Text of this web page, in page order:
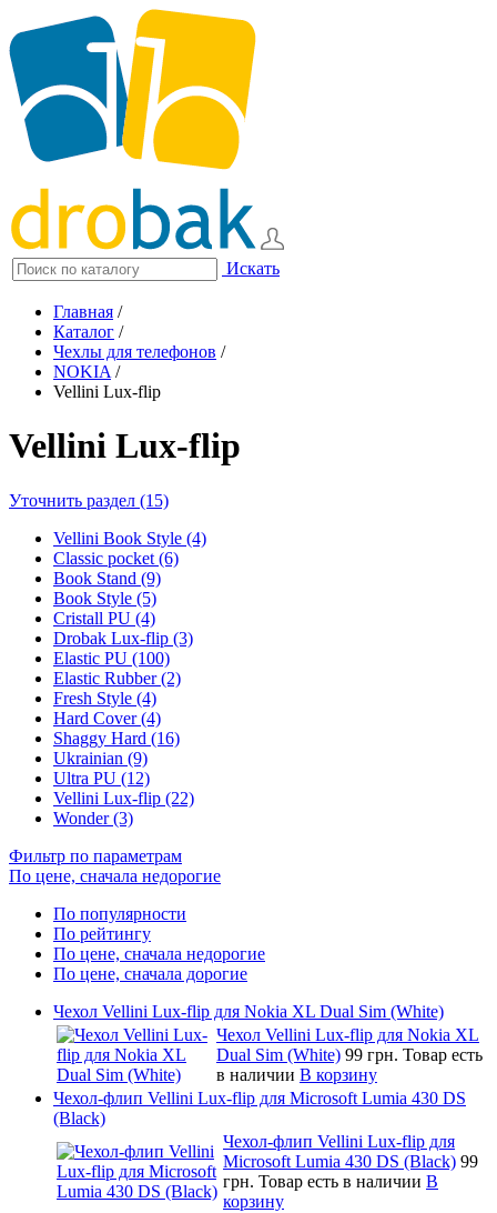
Искать
Главная /
Каталог /
Чехлы для телефонов /
NOKIA /
Vellini Lux-flip
Vellini Lux-flip
Уточнить раздел (15)
Vellini Book Style (4)
Classic pocket (6)
Book Stand (9)
Book Style (5)
Cristall PU (4)
Drobak Lux-flip (3)
Elastic PU (100)
Elastic Rubber (2)
Fresh Style (4)
Hard Cover (4)
Shaggy Hard (16)
Ukrainian (9)
Ultra PU (12)
Vellini Lux-flip (22)
Wonder (3)
Фильтр по параметрам
По цене, сначала недорогие
По популярности
По рейтингу
По цене, сначала недорогие
По цене, сначала дорогие
Чехол Vellini Lux-flip для Nokia XL Dual Sim (White)
Чехол Vellini Lux-flip для Nokia XL
Dual Sim (White) 99 грн. Товар есть
в наличии В корзину
Чехол-флип Vellini Lux-flip для Microsoft Lumia 430 DS
(Black)
Чехол-флип Vellini Lux-flip для
Microsoft Lumia 430 DS (Black) 99
грн. Товар есть в наличии В
корзину